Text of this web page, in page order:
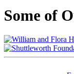
Some of